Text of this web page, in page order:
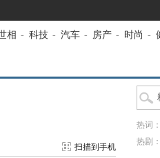
相 - 科技 - 汽车 - 房产 - 时尚 -
扫描到手机
热词
热剧